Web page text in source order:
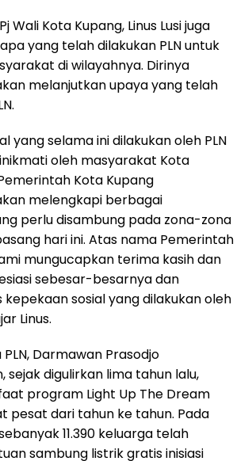
Wali Kota Kupang, Linus Lusi juga
yang telah dilakukan PLN untuk
di wilayahnya. Dirinya
melanjutkan upaya yang telah
yang selama ini dilakukan oleh PLN
oleh masyarakat Kota
Kota Kupang
melengkapi berbagai
perlu disambung pada zona-zona
hari ini. Atas nama Pemerintah
mungucapkan terima kasih dan
sebesar-besarnya dan
sosial yang dilakukan oleh
Linus.
Darmawan Prasodjo
sejak digulirkan lima tahun lalu,
program Light Up The Dream
pesat dari tahun ke tahun. Pada
11.390 keluarga telah
sambung listrik gratis inisiasi